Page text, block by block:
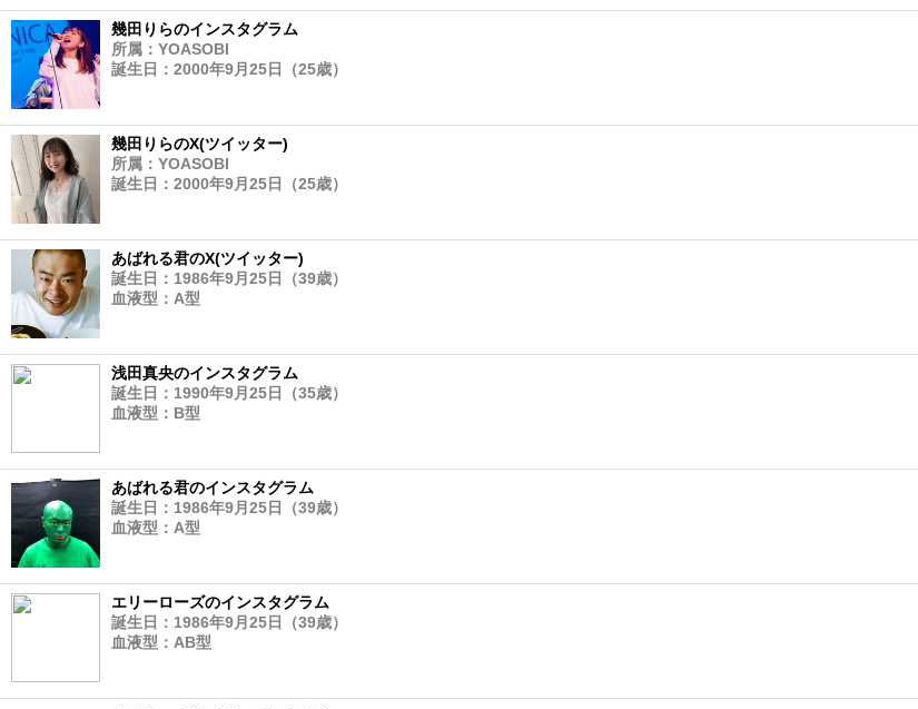
幾田りらのインスタグラム
所属：YOASOBI
誕生日：2000年9月25日（25歳）
幾田りらのX(ツイッター)
所属：YOASOBI
誕生日：2000年9月25日（25歳）
あばれる君のX(ツイッター)
誕生日：1986年9月25日（39歳）
血液型：A型
浅田真央のインスタグラム
誕生日：1990年9月25日（35歳）
血液型：B型
あばれる君のインスタグラム
誕生日：1986年9月25日（39歳）
血液型：A型
エリーローズのインスタグラム
誕生日：1986年9月25日（39歳）
血液型：AB型